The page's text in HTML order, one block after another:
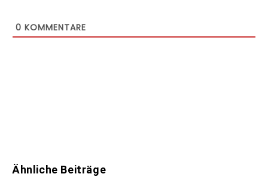
0 KOMMENTARE
Ähnliche Beiträge